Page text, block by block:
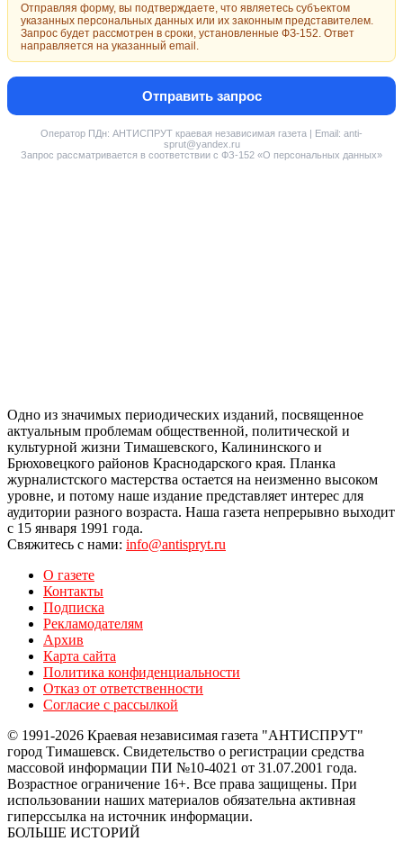
Отправляя форму, вы подтверждаете, что являетесь субъектом
указанных персональных данных или их законным представителем.
Запрос будет рассмотрен в сроки, установленные ФЗ-152. Ответ
направляется на указанный email.
Отправить запрос
Оператор ПДн: АНТИСПРУТ краевая независимая газета | Email: anti-
sprut@yandex.ru
Запрос рассматривается в соответствии с ФЗ-152 «О персональных данных»
Одно из значимых периодических изданий, посвященное
актуальным проблемам общественной, политической и
культурной жизни Тимашевского, Калининского и
Брюховецкого районов Краснодарского края. Планка
журналистского мастерства остается на неизменно высоком
уровне, и потому наше издание представляет интерес для
аудитории разного возраста. Наша газета непрерывно выходит
с 15 января 1991 года.
Свяжитесь с нами: info@antispryt.ru
О газете
Контакты
Подписка
Рекламодателям
Архив
Карта сайта
Политика конфиденциальности
Отказ от ответственности
Согласие с рассылкой
© 1991-2026 Краевая независимая газета "АНТИСПРУТ"
город Тимашевск. Свидетельство о регистрации средства
массовой информации ПИ №10-4021 от 31.07.2001 года.
Возрастное ограничение 16+. Все права защищены. При
использовании наших материалов обязательна активная
гиперссылка на источник информации.
БОЛЬШЕ ИСТОРИЙ